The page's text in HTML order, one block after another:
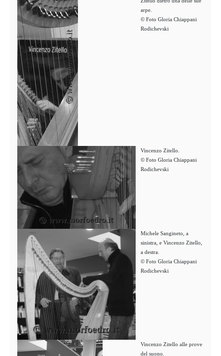
arpe.
© Foto Gloria Chiappani
Rodichevski
Vincenzo Zitello.
© Foto Gloria Chiappani
Rodichevski
Michele Sangineto, a
sinistra, e Vincenzo Zitello,
a destra.
© Foto Gloria Chiappani
Rodichevski
Vincenzo Zitello alle prove
del suono.